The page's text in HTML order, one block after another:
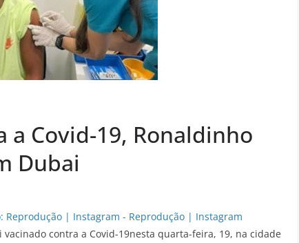
a Covid-19, Ronaldinho
Dubai
contra a Covid-19nesta quarta-feira, 19, na cidade